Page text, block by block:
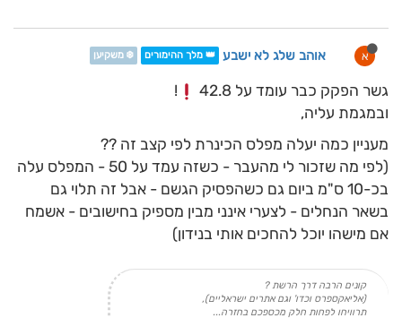
א אוהב שלג לא ישבע 👑 מלך ההימורים ❄️ משקיען
גשר הפקק כבר עומד על 42.8
!
ובמגמת עליה,
מעניין כמה יעלה מפלס הכינרת לפי קצב זה ??
(לפי מה שזכור לי מהעבר - כשזה עמד על 50 - המפלס עלה
בכ-10 ס"מ ביום גם כשהפסיק הגשם - אבל זה תלוי גם
בשאר הנחלים - לצערי אינני מבין מספיק בחישובים - אשמח
אם מישהו יוכל להחכים אותי בנידון)
קונים הרבה דרך הרשת ?
(אליאקספרס וכדו' וגם אתרים ישראליים),
תרוויחו לפחות חלק מכספכם בחזרה...